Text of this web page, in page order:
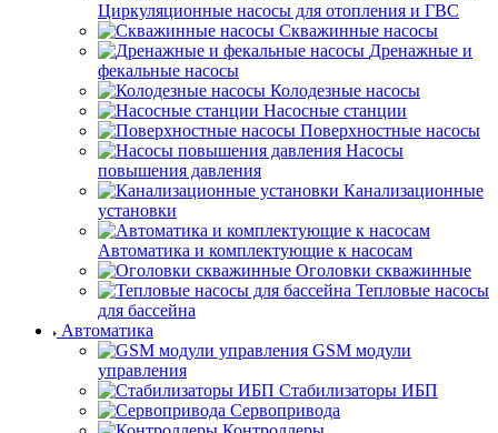
Циркуляционные насосы для отопления и ГВС
Скважинные насосы
Дренажные и
фекальные насосы
Колодезные насосы
Насосные станции
Поверхностные насосы
Насосы
повышения давления
Канализационные
установки
Автоматика и комплектующие к насосам
Оголовки скважинные
Тепловые насосы
для бассейна
Автоматика
GSM модули
управления
Стабилизаторы ИБП
Сервопривода